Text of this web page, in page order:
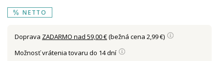
NETTO
Doprava ZADARMO nad 59,00 €(bežná cena 2,99 €)
Možnosť vrátenia tovaru do 14 dní